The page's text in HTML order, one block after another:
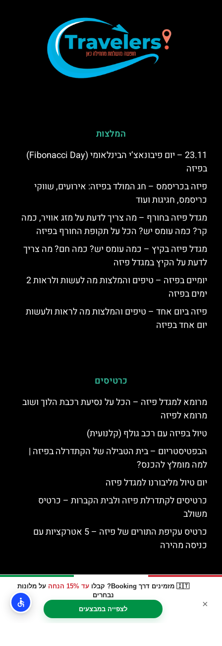
🇮🇹 מזמינים דרך Booking? קבלו עד 15% הנחה
על מלונות
נבחרים
לצפייה במבצעים
×
המלצות
23.11 – יום פיבונאצ’י הבינלאומי (Fibonacci Day)
בפיזה
פיזה בכריסמס – חג המולד בפיזה: אירועים, שווקי
כריסמס, חגיגות ועוד
מגדל פיזה בחורף – מה צריך לדעת על מזג אוויר, כמה
קר? כמה עומס יש? הכל על תקופת החורף בפיזה
מגדל פיזה בקיץ – כמה עומס יש? כמה חם? מה צריך
לדעת על הקיץ במגדל פיזה
יומיים בפיזה – טיפים והמלצות מה לעשות ולראות 2
ימים בפיזה
פיזה ביום אחד – טיפים והמלצות מה לראות ולעשות
יום אחד בפיזה
כרטיסים
מרומא למגדל פיזה – הכל על נסיעת רכבת הלוך ושוב
מרומא לפיזה
טיול בפיזה עם רכב גולף (קלנועית)
הבפטיסטריום – בית הטבילה של הקתדרלה בפיזה |
למה מומלץ להכנס?
יום טיול מליבורנו למגדל פיזה
כרטיסים לקתדרלת פיזה ולבית הקברות – כרטיס
משולב
כרטיס עקיפת התורים של פיזה – 5 אטרקציות עם
כניסה מהירה